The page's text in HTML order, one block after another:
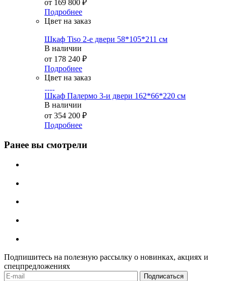
от 169 800 ₽
Подробнее
Цвет на заказ
Шкаф Tiso 2-е двери 58*105*211 см
В наличии
от 178 240 ₽
Подробнее
Цвет на заказ
Шкаф Палермо 3-и двери 162*66*220 см
В наличии
от 354 200 ₽
Подробнее
Ранее вы смотрели
Подпишитесь на полезную рассылку о новинках, акциях и
спецпредложениях